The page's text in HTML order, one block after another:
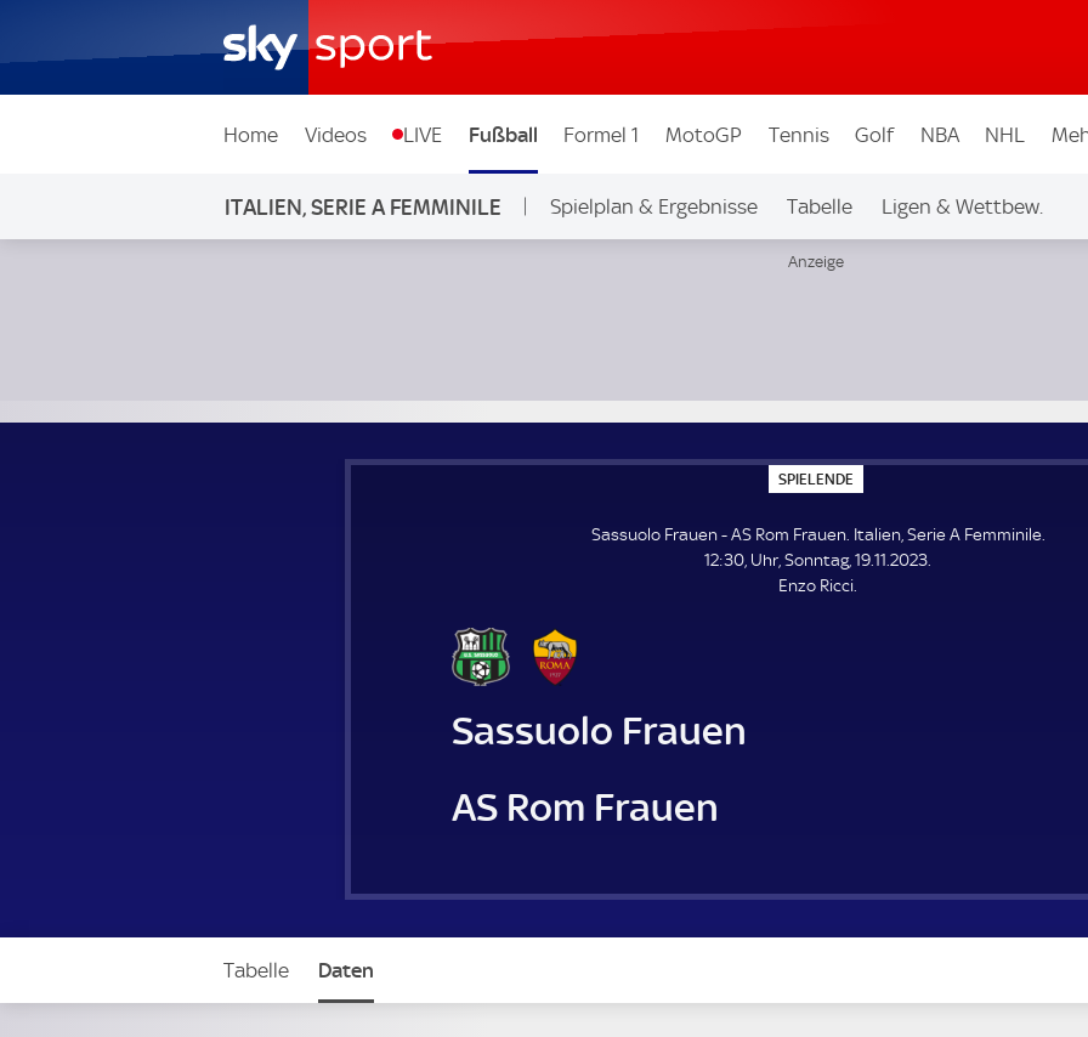
Home Videos LIVE Fußball Formel 1 MotoGP Tennis Golf NBA NHL
ITALIEN, SERIE A FEMMINILE Spielplan & Ergebnisse Tabelle Ligen & Wettbew.
SPIELENDE
P
E
L
E
N
Sassuolo Frauen - AS Rom Frauen. Italien, Serie A Femminile.
12:30, Uhr, Sonntag, 19.11.2023.
Enzo Ricci.
Sassuolo Frauen
AS Rom Frauen
Tabelle Daten